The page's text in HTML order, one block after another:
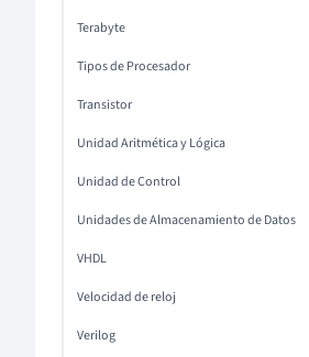
Terabyte
Tipos de Procesador
Transistor
Unidad Aritmética y Lógica
Unidad de Control
Unidades de Almacenamiento de Datos
VHDL
Velocidad de reloj
Verilog